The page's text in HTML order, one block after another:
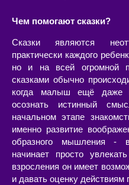
Чем помогают сказки?
Сказки являются
практически каждого
но и на всей огромной
сказками обычно
когда малыш ещё даже
осознать истинный
начальном этапе
именно развитие
образного мышления -
начинает просто
взросления он имеет
и давать оценку действиям